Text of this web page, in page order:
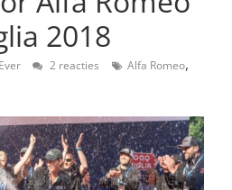
2018
2 reacties Alfa Romeo,